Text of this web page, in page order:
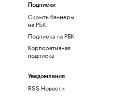
Подписки
Скрыть баннеры
на РБК
Подписка на РБК
Корпоративная
подписка
Уведомления
RSS Новости